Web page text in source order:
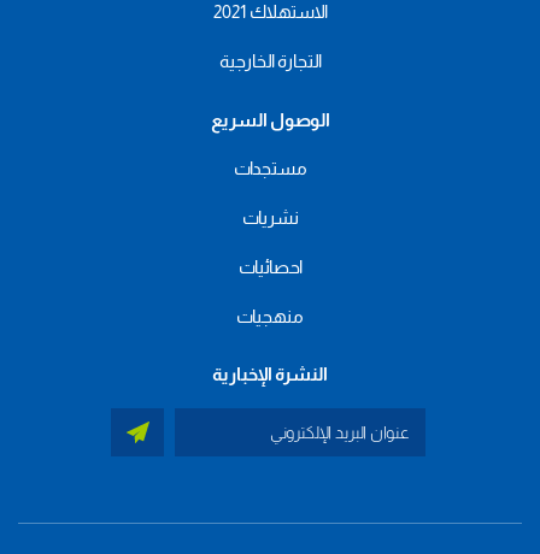
الاستهلاك 2021
التجارة الخارجية
الوصول السريع
مستجدات
نشريات
احصائيات
منهجيات
النشرة الإخبارية